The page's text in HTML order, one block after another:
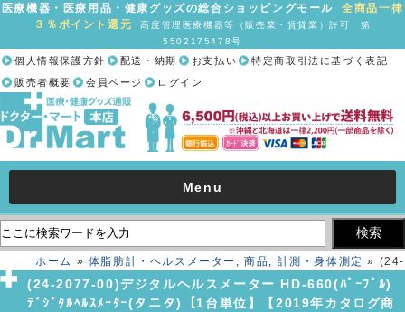
医療機器・医療用品・健康グッズの総合ショッピングモール全商品一律
３％ポイント還元
高度管理医療機器等（販売業・賃貸業）許可 第
5502175478号
個人情報保護方針 配送・納期 お支払い
特定商取引法に基づく表記
販売者概要
会員ページ ログイン
Menu
ホーム » 体脂肪計・ヘルスメーター ,商品, 計測・身体測定 » (24-
2077-00)デジタルヘルスメーター HD-660(ﾊﾟｰﾌﾟﾙ) ﾃﾞｼﾞﾀﾙﾍﾙｽﾒｰﾀｰ
(タニタ)【1台単位】【2019年カタログ商品】
(24-2077-00)デジタルヘルスメーター HD-660(ﾊﾟｰﾌﾟﾙ)
ﾃﾞｼﾞﾀﾙﾍﾙｽﾒｰﾀｰ(タニタ)【1台単位】【2019年カタログ商